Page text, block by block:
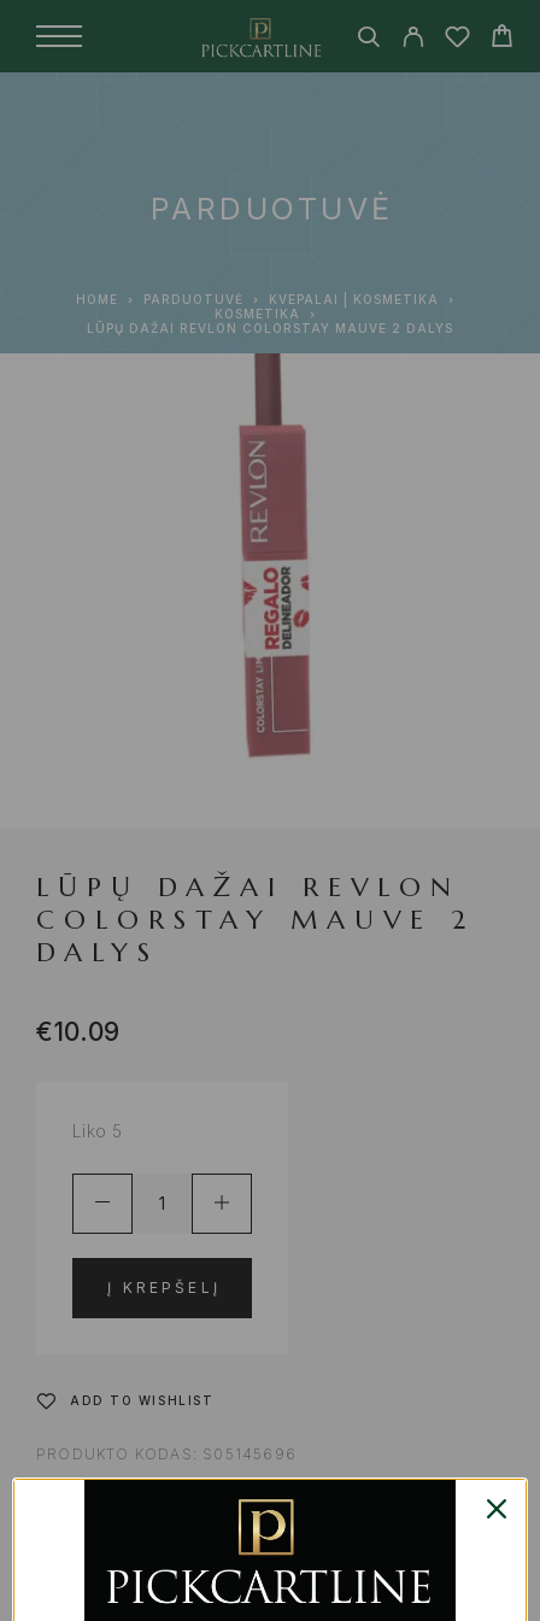
PARDUOTUVĖ
HOME PARDUOTUVĖ
KVEPALAI | KOSMETIKA
KOSMETIKA
LŪPŲ DAŽAI REVLON COLORSTAY MAUVE 2 DALYS
LŪPŲ DAŽAI REVLON
COLORSTAY MAUVE 2
DALYS
€10.09
Liko 5
Į KREPŠELĮ
ADD TO WISHLIST
PRODUKTO KODAS: S05145696
LŪPŲ DAŽAI IR BLIZGESIAI